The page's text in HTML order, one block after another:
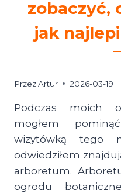
zobaczyć,
jak
PrzezArtur 2026-03-19
Podczas moich
mogłem
wizytówką tego
odwiedziłem
arboretum.
ogrodu